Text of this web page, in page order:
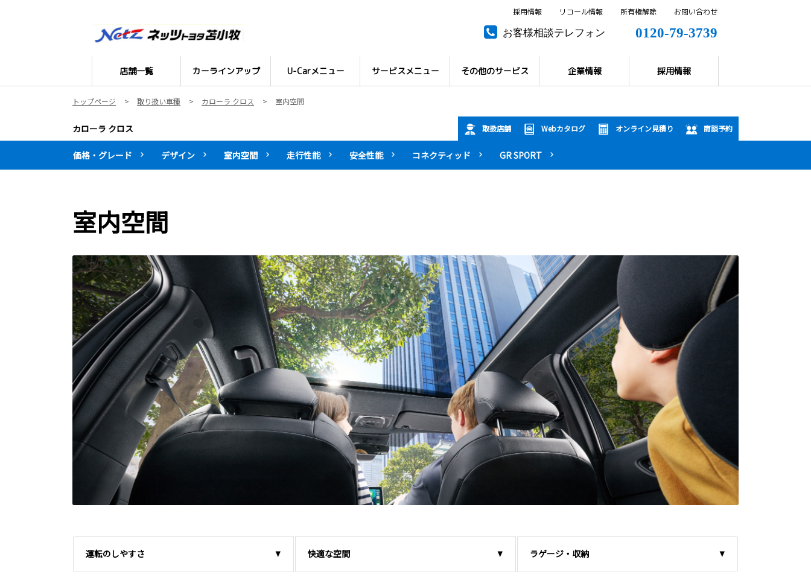
お客様相談テレフォン 0120-79-3739
店舗一覧 カーラインアップ U-Carメニュー サービスメニュー その他のサービス 企業情報 採用情報
採用情報 リコール情報 所有権解除 お問い合わせ
トップページ 取り扱い車種 カローラ クロス 室内空間
カローラ クロス 取扱店舗 Webカタログ オンライン見積り 商談予約
価格・グレード デザイン 室内空間 走行性能 安全性能 コネクティッド GR SPORT
室内空間
運転のしやすさ 快適な空間 ラゲージ・収納